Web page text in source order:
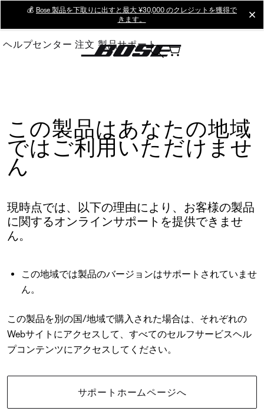
Main
💰 Bose 製品を下取りに出すと最大 ¥30,000 のクレジットを獲得で
きます。
ヘルプセンター 注文 製品サポート
この製品はあなたの地域
ではご利用いただけませ
ん
現時点では、以下の理由により、お客様の製品
に関するオンラインサポートを提供できませ
ん。
この地域では製品のバージョンはサポートされていませ
ん。
この製品を別の国/地域で購入された場合は、それぞれの
Webサイトにアクセスして、すべてのセルフサービスヘル
プコンテンツにアクセスしてください。
サポートホームページへ